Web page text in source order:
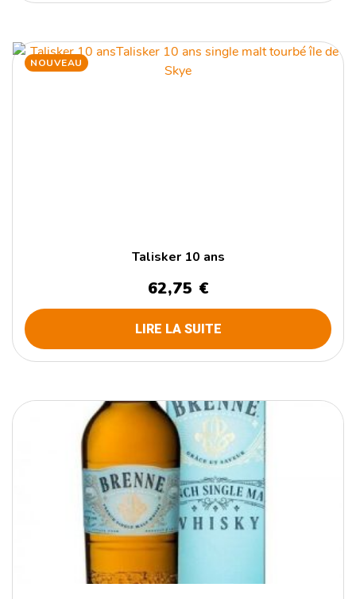
NOUVEAU
Talisker 10 ans
62,75 €
LIRE LA SUITE